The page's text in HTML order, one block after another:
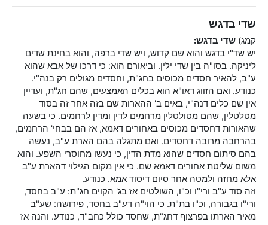
שדי בדגש
קמג) שדי בדגש:
יש שד"י בדגש והוא שם קדוש, ויש שדי ברפה, והוא בחינת שדים
ליניקה. בסו"ה בין שדי ילין. וביאורם הוא: כי דרכו של אבא שהוא
ע"ב, להאיר חסדים מכוסים בחג"ת, וחסדים מגולים רק בנה"י.
כנודע. ואם הזווג דאו"א הוא בכלים האמצעים, שהם חג"ת, ועדיין
אין שם כלים דנה"י, באים ב' ההארות שם בזה אחר זה בסוד
מטלטלין, שהם מטולטלין מרחמים לדין ומדין לרחמים. כי בשעה
שהאורות דחסדים מכוסים באחורים דאמא, אז הם בבחי' הרחמים,
בהרחבה מרובה דחסדים. ואם מתגלה בהם הארת ע"ב, נעשה
בהם סיתום חסדים שהוא מדת הדין, כי נעשו מחוסרי השפע. והוא
משום שליטת אחורים דאמא שם. כי אין מקום הגילוי דהארת ע"ב
אלא מחזה ולמטה אחר סיום דיסוד אמא. כנודע.
וזה סוד ע"ב ורי"ו וכ"ו, השולטים אז בג' הקוים חג"ת: ע"ב בחסד,
ורי"ו בגבורה, וכ"ו בת"ת. כי הוי"ה דע"ב בחסד, פירושה: שע"ב
מאיר הארתו בפרצוף דחג"ת, שחסד כולל כחב"ד, כנודע. והנה אז